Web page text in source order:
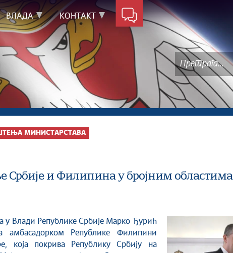
ВЛАДА КОНТАКТ
МИНИСТАРСТАВА
Србије и Филипина у бројним областима
амбасадорком Републике Филипини
којa покрива Републику Србију на